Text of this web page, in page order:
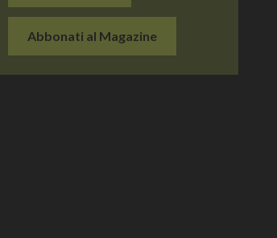
Abbonati al Magazine